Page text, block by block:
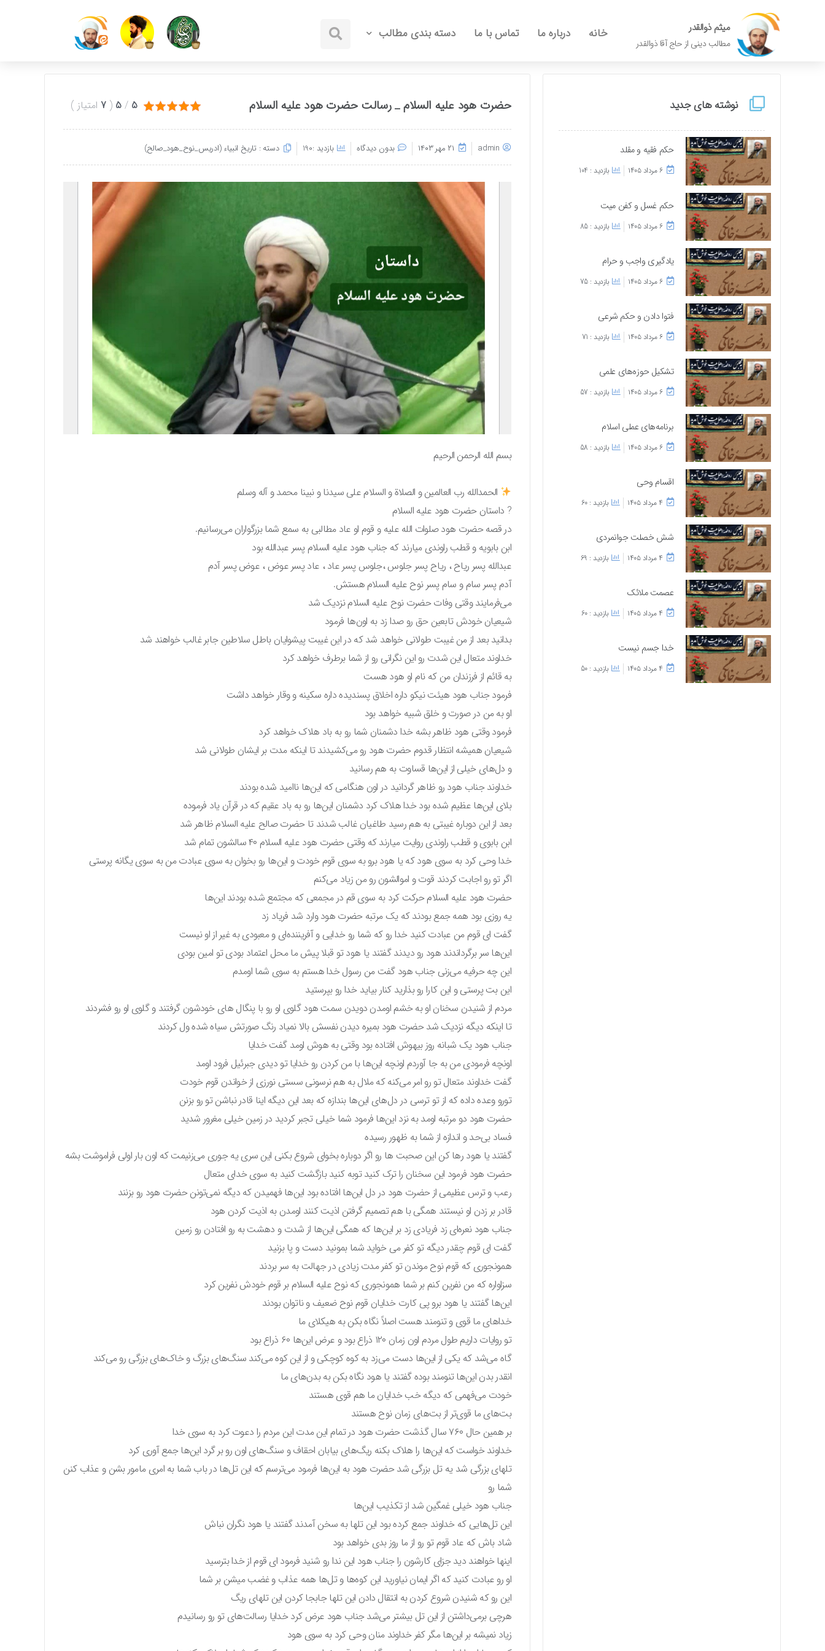
میثم ذوالقدر
مطالب دینی از حاج آقا ذوالقدر
خانه درباره ما تماس با ما دسته بندی مطالب
نوشته های جدید
حکم فقیه و مقلد
۶ مرداد ۱۴۰۵ بازدید : 104
حکم غسل و کفن میت
۶ مرداد ۱۴۰۵ بازدید : 85
یادگیری واجب و حرام
۶ مرداد ۱۴۰۵ بازدید : 75
فتوا دادن و حکم شرعی
۶ مرداد ۱۴۰۵ بازدید : 71
تشکیل حوزه‌های علمی
۶ مرداد ۱۴۰۵ بازدید : 57
برنامه‌های عملی اسلام
۶ مرداد ۱۴۰۵ بازدید : 58
اقسام وحی
۴ مرداد ۱۴۰۵ بازدید : 60
شش خصلت جوانمردی
۴ مرداد ۱۴۰۵ بازدید : 69
عصمت ملائک
۴ مرداد ۱۴۰۵ بازدید : 60
خدا جسم نیست
۴ مرداد ۱۴۰۵ بازدید : 50
حضرت هود علیه السلام _ رسالت حضرت هود علیه السلام 5
/
5
(
7 امتیاز )
admin ۲۱ مهر ۱۴۰۳ بدون دیدگاه بازدید :190 دسته : تاریخ انبیاء (ادریس_نوح_هود_صالح)
بسم الله الرحمن الرحیم
الحمدالله رب العالمین و الصلاة و السلام علی سیدنا و نبینا محمد و آله وسلم
? داستان حضرت هود علیه السلام
در قصه حضرت هود صلوات الله علیه و قوم او عاد مطالبی به سمع شما بزرگواران می‌رسانیم.
ابن بابویه و قطب راوندی میارند که جناب هود علیه السلام پسر عبدالله بود
عبدالله پسر ریاح ، ریاح پسر جلوس ،جلوس پسر عاد ، عاد پسر عوض ، عوض پسر آدم
آدم پسر سام و سام پسر نوح علیه السلام هستش.
می‌فرمایند وقتی وفات حضرت نوح علیه السلام نزدیک شد
شیعیان خودش تابعین حق رو صدا زد به اون‌ها فرمود
بدانید بعد از من غیبت طولانی خواهد شد که در این غیبت پیشوایان باطل سلاطین جابر غالب خواهند شد
خداوند متعال این شدت رو این نگرانی رو از شما برطرف خواهد کرد
به قائم از فرزندان من که نام او هود هست
فرمود جناب هود هیئت نیکو داره اخلاق پسندیده داره سکینه و وقار خواهد داشت
او به من در صورت و خلق شبیه خواهد بود
فرمود وقتی هود ظاهر بشه خدا دشمنان شما رو به باد هلاک خواهد کرد
شیعیان همیشه انتظار قدوم حضرت هود رو می‌کشیدند تا اینکه مدت بر ایشان طولانی شد
و دل‌های خیلی از این‌ها قساوت به هم رسانید
خداوند جناب هود رو ظاهر گردانید در اون هنگامی که این‌ها ناامید شده بودند
بلای این‌ها عظیم شده بود خدا هلاک کرد دشمنان این‌ها رو به باد عقیم که در قرآن یاد فرموده
بعد از این دوباره غیبتی به هم رسید طاغیان غالب شدند تا حضرت صالح علیه السلام ظاهر شد
ابن بابوی و قطب راوندی روایت میارند که وقتی حضرت هود علیه السلام ۴۰ سالشون تمام شد
خدا وحی کرد به سوی هود که یا هود برو به سوی قوم خودت و این‌ها رو بخوان به سوی عبادت من به سوی یگانه پرستی
اگر تو رو اجابت کردند قوت و اموالشون رو من زیاد می‌کنم
حضرت هود علیه السلام حرکت کرد به سوی قم در مجمعی که مجتمع شده بودند این‌ها
یه روزی بود همه جمع بودند که یک مرتبه حضرت هود وارد شد فریاد زد
گفت ای قوم من عبادت کنید خدا رو که شما رو خدایی و آفریننده‌ای و معبودی به غیر از او نیست
این‌ها سر برگرداندند هود رو دیدند گفتند یا هود تو قبلا پیش ما محل اعتماد بودی تو امین بودی
این چه حرفیه می‌زنی جناب هود گفت من رسول خدا هستم به سوی شما اومدم
این بت پرستی و این کارا رو بذارید کنار بیاید خدا رو بپرستید
مردم از شنیدن سخنان او به خشم اومدن دویدن سمت هود گلوی او رو با پنگال های خودشون گرفتند و گلوی او رو فشردند
تا اینکه دیگه نزدیک شد حضرت هود بمیره دیدن نفسش بالا نمیاد رنگ صورتش سیاه شده ول کردند
جناب هود یک شبانه روز بیهوش افتاده بود وقتی به هوش اومد گفت خدایا
اونچه فرمودی من به جا آوردم اونچه این‌ها با من کردن رو خدایا تو دیدی جبرئیل فرود اومد
گفت خداوند متعال تو رو امر می‌کنه که ملال به هم نرسونی سستی نورزی از خواندن قوم خودت
تورو وعده داده که از تو ترسی در دل‌های این‌ها بندازه که بعد این دیگه اینا قادر نباشن تو رو بزنن
حضرت هود دو مرتبه اومد به نزد این‌ها فرمود شما خیلی تجبر کردید در زمین خیلی مغرور شدید
فساد بی‌حد و اندازه از شما به ظهور رسیده
گفتند یا هود رها کن این صحبت ها رو اگر دوباره بخوای شروع بکنی این سری یه جوری می‌زنیمت که اون بار اولی فراموشت بشه
حضرت هود فرمود این سخنان را ترک کنید توبه کنید بازگشت کنید به سوی خدای متعال
رعب و ترس عظیمی از حضرت هود در دل این‌ها افتاده بود این‌ها فهمیدن که دیگه نمی‌تونن حضرت هود رو بزنند
قادر بر زدن او نیستند همگی با هم تصمیم گرفتن اذیت کنند اومدن به اذیت کردن هود
جناب هود نعره‌ای زد فریادی زد بر این‌ها که همگی این‌ها از شدت و دهشت به رو افتادن رو زمین
گفت ای قوم چقدر دیگه تو کفر می خواید شما بمونید دست و پا بزنید
همونجوری که قوم نوح موندن تو کفر مدت زیادی در جهالت به سر بردند
سزاواره که من نفرین کنم بر شما همونجوری که نوح علیه السلام بر قوم خودش نفرین کرد
این‌ها گفتند یا هود برو پی کارت خدایان قوم نوح ضعیف و ناتوان بودند
خداهای ما قوی و تنومند هست اصلاً نگاه بکن به هیکلای ما
تو روایات داریم طول مردم اون زمان ۱۲۰ ذراع بود و عرض این‌ها ۶۰ ذراع بود
گاه می‌شد که یکی از این‌ها دست می‌زد به کوه کوچکی و از این کوه می‌کند سنگ‌های بزرگ و خاک‌های بزرگی رو می‌کند
انقدر بدن این‌ها تنومند بوده گفتند یا هود نگاه بکن به بدن‌های ما
خودت می‌فهمی که دیگه خب خدایان ما هم قوی هستند
بت‌های ما قوی‌تر از بت‌های زمان نوح هستند
بر همین حال ۷۶۰ سال گذشت حضرت هود در تمام این مدت این مردم را دعوت کرد به سوی خدا
خداوند خواست که این‌ها را هلاک بکنه ریگ‌های بیابان احقاف و سنگ‌های اون رو بر گرد این‌ها جمع آوری کرد
تلهای بزرگی شد یه تل بزرگی شد حضرت هود به این‌ها فرمود می‌ترسم که این تل‌ها در باب شما به امری مامور بشن و عذاب کنن
شما رو
جناب هود خیلی غمگین شد از تکذیب این‌ها
این تل‌هایی که خداوند جمع کرده بود این تلها به سخن آمدند گفتند یا هود نگران نباش
شاد باش که عاد قوم تو رو از ما روز بدی خواهد بود
اینها خواهند دید جزای کارشون را جناب هود این ندا رو شنید فرمود ای قوم از خدا بترسید
او رو عبادت کنید که اگر ایمان نیاورید این کوه‌ها و تل‌ها همه عذاب و غضب میشن بر شما
این رو که شنیدن شروع کردن به انتقال دادن این تلها جابجا کردن این تلهای ریگ
هرچی برمی‌داشتن از این تل بیشتر می‌شد جناب هود عرض کرد خدایا رسالت‌های تو رو رسانیدم
زیاد نمیشه بر این‌ها مگر کفر خداوند منان وحی کرد به سوی هود